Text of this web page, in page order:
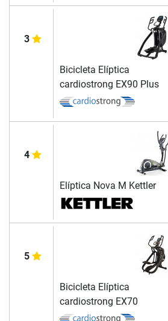
3
Bicicleta Elíptica
cardiostrong EX90 Plus
4
Elíptica Nova M Kettler
5
Bicicleta Elíptica
cardiostrong EX70